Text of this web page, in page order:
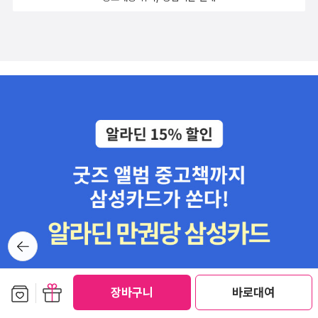
장바구니 바로대여
의 애인!《靑年時代의 便紙》(막스 웨버/편집부 옮김, 중앙일보·동양
2.10.3.)《史記 1》(橫山光輝, 小學館, 1994.2.20.첫/1996.10.25.1
0벌)《史記 8》(橫山光輝, 小學館, 1995.7.20.첫/1996.11.25.2벌)
《三國志 60》(橫山光輝, 潮出版社, 1988.10.20.첫/1992.7.20.2
0벌)《文學者の主體と現實》(森本和夫, 現代思潮社, 1960.4.5.)
《音樂 入門》(藤本良造, 社會思想社, 1961.6.15.첫/1972.5.30.2
5벌)- 〈萬字屋書店〉 大阪 阪神 地下街- 〈紀伊國屋書店〉 大阪
梅田 12 JUL 72《Black Genesis : African Roots》(Jurgen Vollme
r 사진, John Devere 글, St Martins Pr, 1980.)- A Voyage from J
uffure, the Gambia, Through Mandingo Country to the Slave P
ort of Dakar, Senegal《中學校劇脚本集 全2卷》(日本演劇敎育
같이 부모의 개입이 심해지긴 했으나, 가장 심했던 곳은 불평등이 가
장 크게 두드러진 곳이었다. 가령 미국이나 한국같은 나라였다. 그리
한 극성 부모들도 덜 나타났다.' -p280 능력주의 사회, 학벌 사회
에 발빠르게 대처하는 학부모들의 모습을 보며 그 발빠름을 칭찬할
다. 심리학자 매들린 레빈은 성공적인 여러 유복한 가정의 10대들이
극심한 불행감, 고립감, 무력감에 시달리고 있다고 말합니다. 레빈은
'미국에서 나타난 새로운 일촉즉발의 젊은이 집단은 부유하고 잘 교
육받은 집안의 아이들' 이라고 지적합니다. '능력주의의 호된 시험을
통과하는 데 따르는 심리적 피해는 아이비리그에만 국한되지 않는다.
뒤로가
기